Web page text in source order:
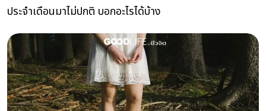
ประจำเดือนมาไม่ปกติ บอกอะไรได้บ้าง